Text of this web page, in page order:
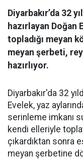
Diyarbakır’da 32
hazırlayan
topladığı meyan
meyan şerbeti,
hazırlıyor.
Diyarbakır'da 32
Evelek, yaz
serinleme imkanı
kendi elleriyle
çıkardıktan sonra
meyan şerbetine